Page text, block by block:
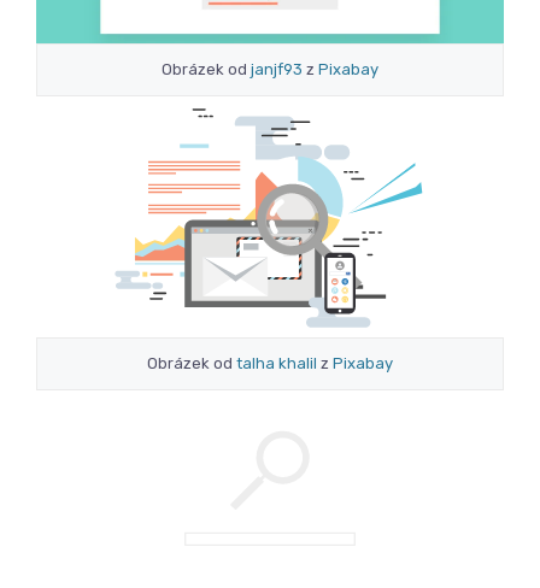
Obrázek od janjf93 z Pixabay
Obrázek od talha khalil z Pixabay